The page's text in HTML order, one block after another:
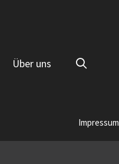
Über uns
Impressum